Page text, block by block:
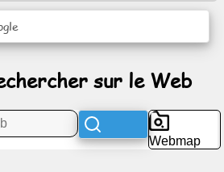
sur le Web
Webmap